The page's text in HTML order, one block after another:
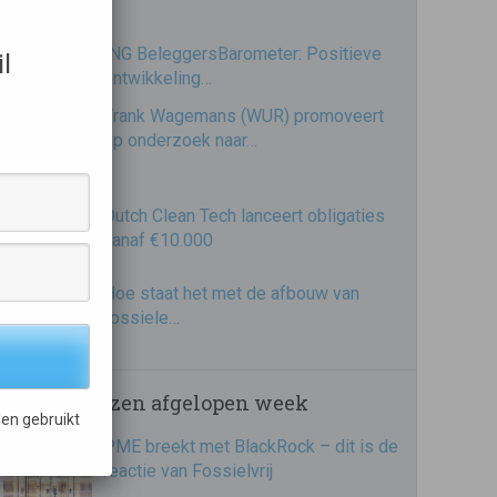
ING BeleggersBarometer: Positieve
ontwikkeling…
Frank Wagemans (WUR) promoveert
op onderzoek naar…
Dutch Clean Tech lanceert obligaties
vanaf €10.000
Hoe staat het met de afbouw van
fossiele…
Meest gelezen afgelopen week
PME breekt met BlackRock – dit is de
reactie van Fossielvrij
gebruikt